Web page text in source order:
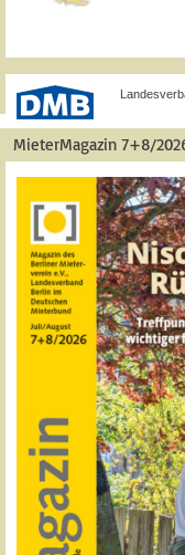
MieterMagazin 7+8/